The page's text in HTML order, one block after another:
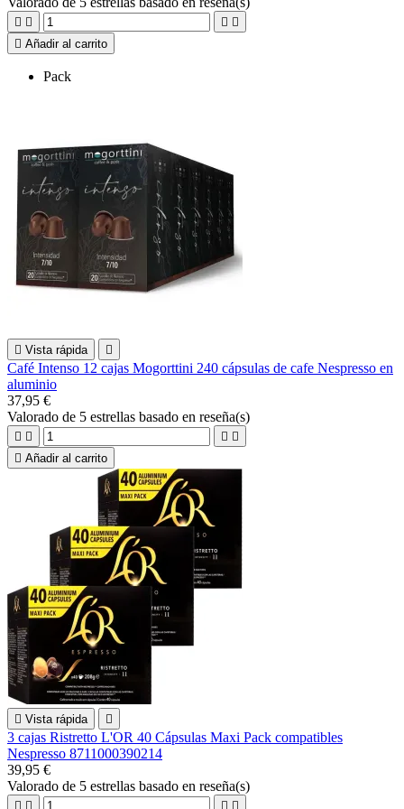
   
 Añadir al carrito
Pack
 Vista rápida 
Café Intenso 12 cajas Mogorttini 240 cápsulas de cafe Nespresso en
aluminio
37,95 €
Valorado de 5 estrellas basado en reseña(s)
   
 Añadir al carrito
 Vista rápida 
3 cajas Ristretto L'OR 40 Cápsulas Maxi Pack compatibles
Nespresso 8711000390214
39,95 €
Valorado de 5 estrellas basado en reseña(s)
   